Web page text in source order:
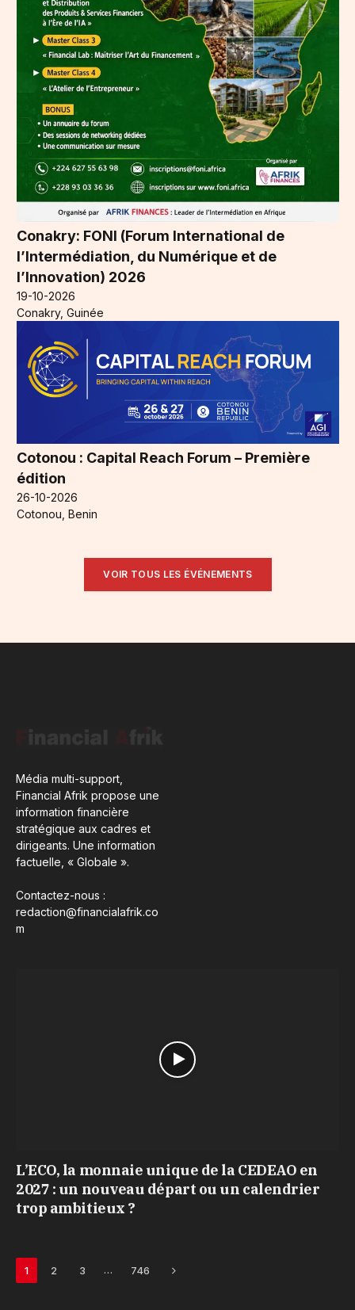
Conakry: FONI (Forum International de
l’Intermédiation, du Numérique et de
l’Innovation) 2026
19-10-2026
Conakry, Guinée
Cotonou : Capital Reach Forum – Première
édition
26-10-2026
Cotonou, Benin
VOIR TOUS LES ÉVÉNEMENTS
Média multi-support,
Financial Afrik propose une
information financière
stratégique aux cadres et
dirigeants. Une information
factuelle, « Globale ».
Contactez-nous :
redaction@financialafrik.co
m
L’ECO, la monnaie unique de la CEDEAO en
2027 : un nouveau départ ou un calendrier
trop ambitieux ?
1 2 3 … 746 Next